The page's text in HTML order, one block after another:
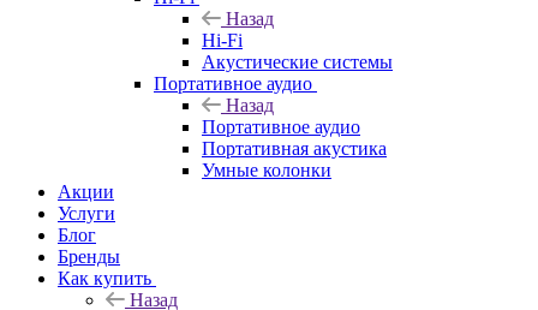
Назад
Hi-Fi
Акустические системы
Портативное аудио
Назад
Портативное аудио
Портативная акустика
Умные колонки
Акции
Услуги
Блог
Бренды
Как купить
Назад